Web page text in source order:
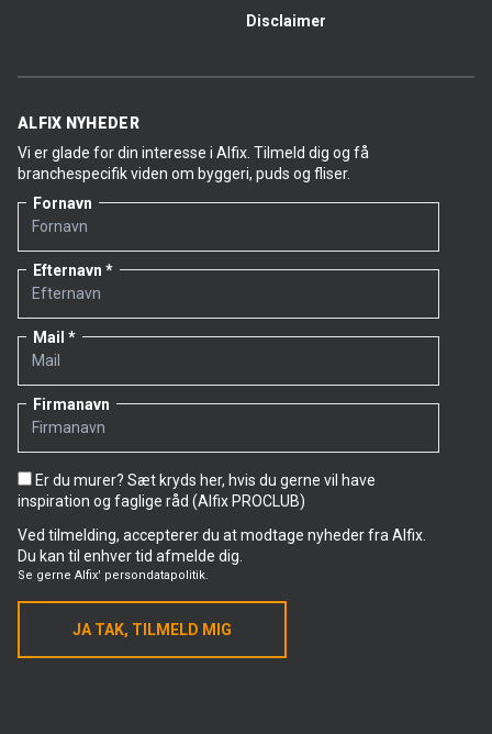
Disclaimer
ALFIX NYHEDER
Vi er glade for din interesse i Alfix. Tilmeld dig og få
branchespecifik viden om byggeri, puds og fliser.
Fornavn
Efternavn
Mail
Firmanavn
Er du murer? Sæt kryds her, hvis du gerne vil have
inspiration og faglige råd (Alfix PROCLUB)
Ved tilmelding, accepterer du at modtage nyheder fra Alfix.
Du kan til enhver tid afmelde dig.
Se gerne Alfix' persondatapolitik.
JA TAK, TILMELD MIG